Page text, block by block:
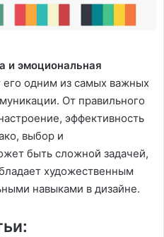
и эмоциональная
его одним из самых важных
От правильного
эффективность
выбор и
быть сложной задачей,
художественным
навыками в дизайне.